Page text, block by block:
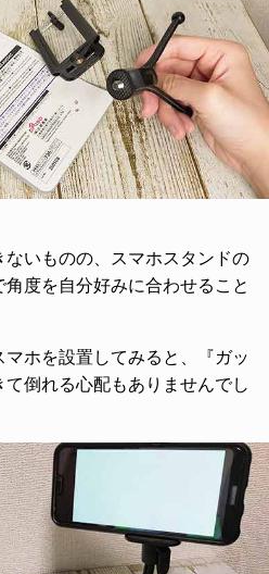
いものの、スマホスタンドの
度を自分好みに合わせること
ホを設置してみると、『ガッ
倒れる心配もありませんでし